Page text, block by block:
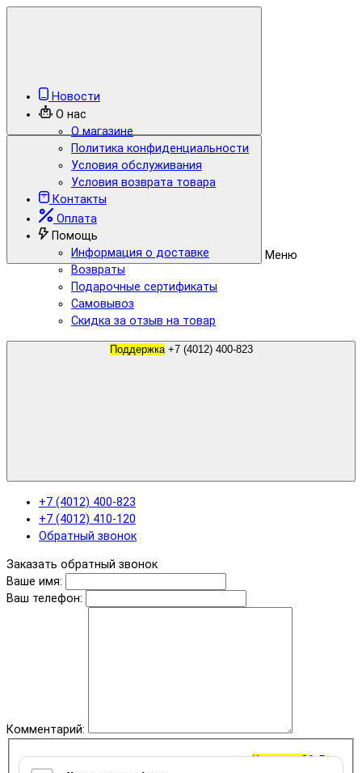
Меню
Корзина 00 ₽
Новости
О нас
О магазине
Политика конфиденциальности
Условия обслуживания
Условия возврата товара
Контакты
Оплата
Помощь
Информация о доставке
Возвраты
Подарочные сертификаты
Самовывоз
Скидка за отзыв на товар
Поддержка +7 (4012) 400-823
+7 (4012) 400-823
+7 (4012) 410-120
Обратный звонок
Заказать обратный звонок
Ваше имя:
Ваш телефон:
Комментарий: